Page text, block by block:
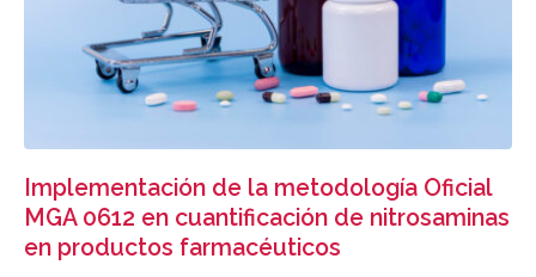
Implementación de la metodología Oficial
MGA 0612 en cuantificación de nitrosaminas
en productos farmacéuticos